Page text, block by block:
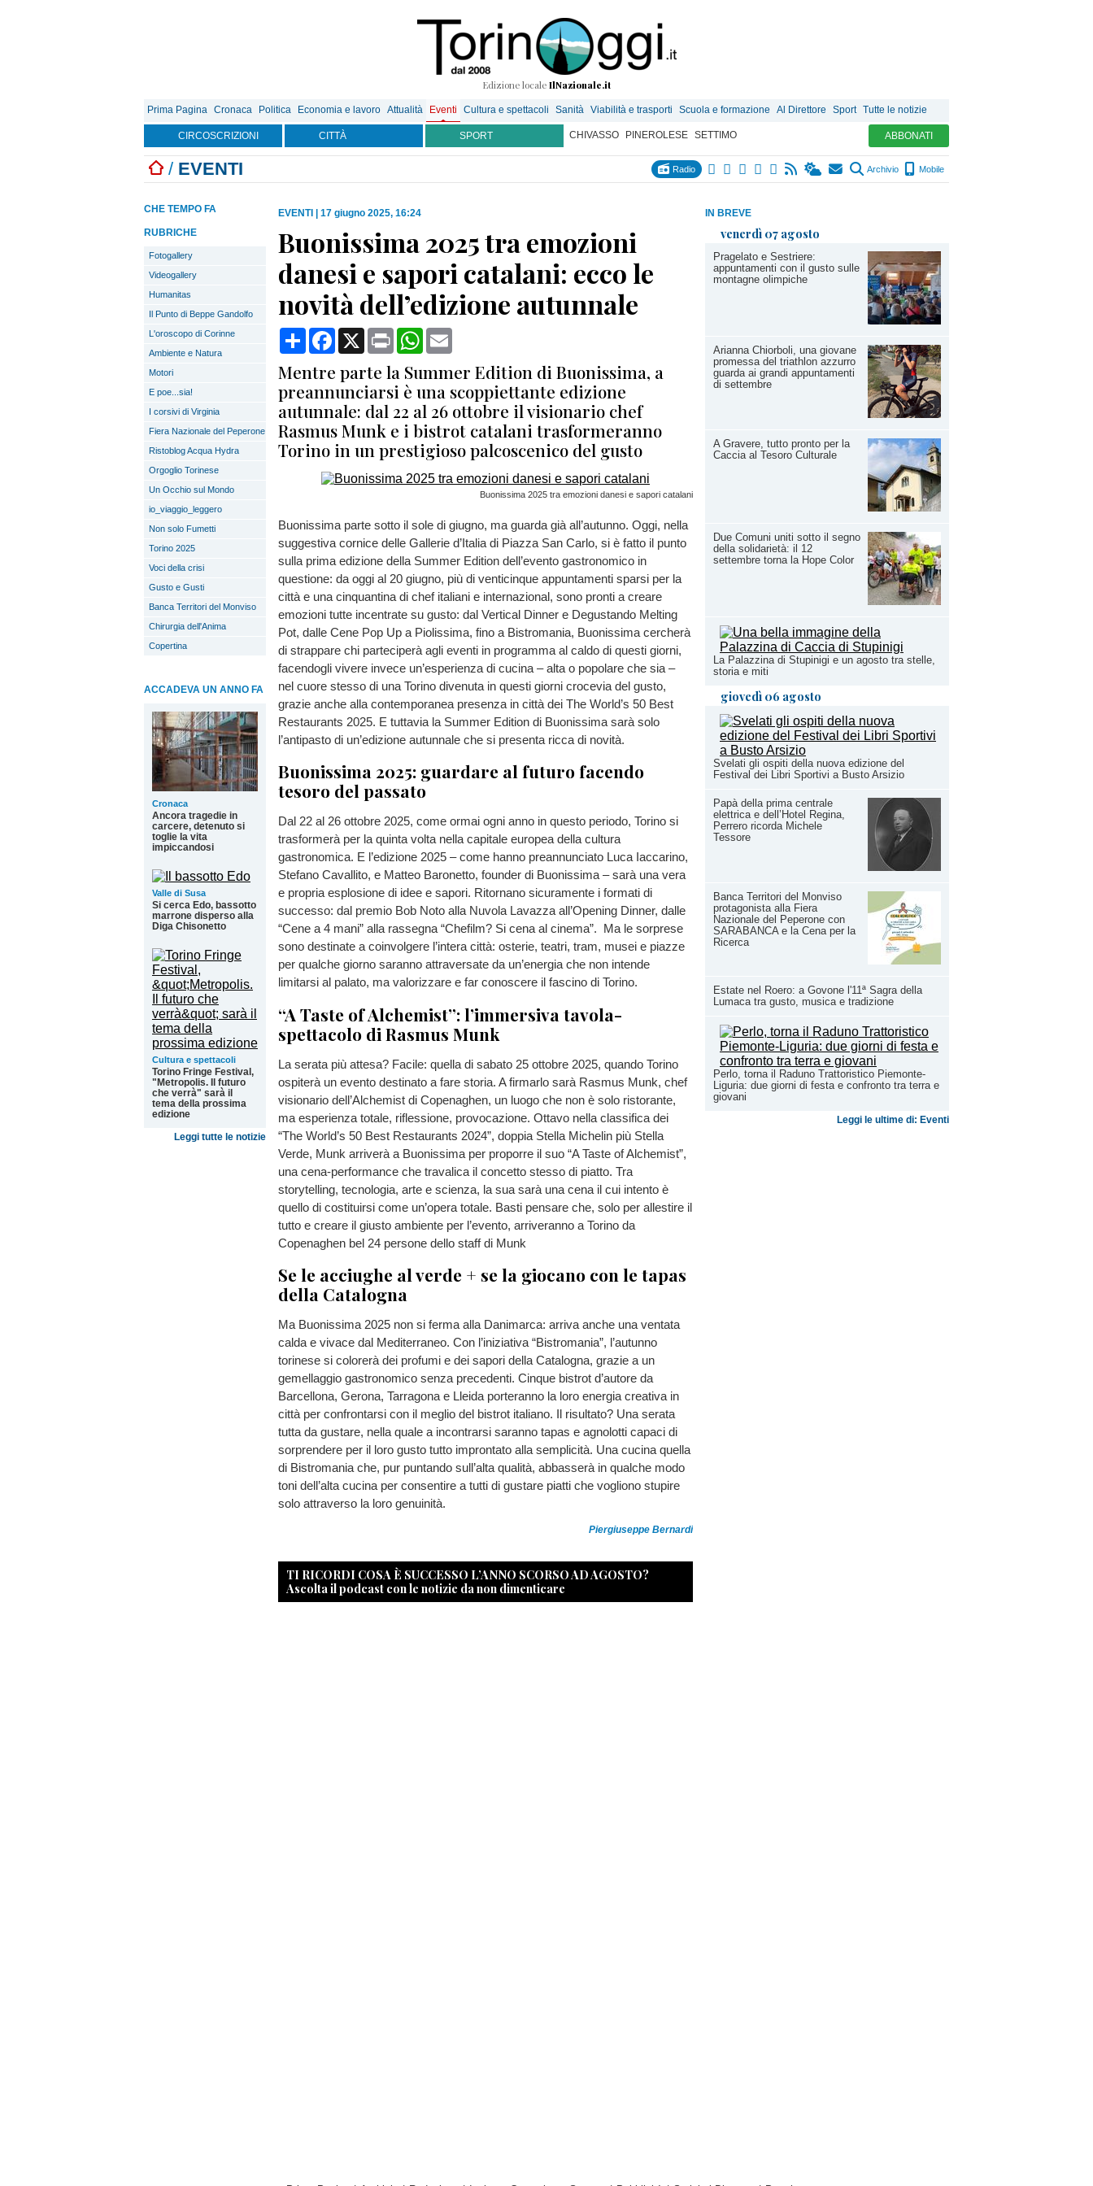
Edizione locale IlNazionale.it
Prima Pagina Cronaca Politica Economia e lavoro Attualità Eventi Cultura e spettacoli Sanità Viabilità e trasporti Scuola e formazione Al Direttore Sport Tutte le notizie
CIRCOSCRIZIONI CITTÀ SPORT CHIVASSO PINEROLESE SETTIMO ABBONATI
/ EVENTI Radio Archivio Mobile
IN BREVE
venerdì 07 agosto
Pragelato e Sestriere:
appuntamenti con il gusto sulle
montagne olimpiche
Arianna Chiorboli, una giovane
promessa del triathlon azzurro
guarda ai grandi appuntamenti
di settembre
A Gravere, tutto pronto per la
Caccia al Tesoro Culturale
Due Comuni uniti sotto il segno
della solidarietà: il 12
settembre torna la Hope Color
La Palazzina di Stupinigi e un agosto tra stelle,
storia e miti
giovedì 06 agosto
Svelati gli ospiti della nuova edizione del
Festival dei Libri Sportivi a Busto Arsizio
Papà della prima centrale
elettrica e dell’Hotel Regina,
Perrero ricorda Michele
Tessore
Banca Territori del Monviso
protagonista alla Fiera
Nazionale del Peperone con
SARABANCA e la Cena per la
Ricerca
Estate nel Roero: a Govone l'11ª Sagra della
Lumaca tra gusto, musica e tradizione
Perlo, torna il Raduno Trattoristico Piemonte-
Liguria: due giorni di festa e confronto tra terra e
giovani
Leggi le ultime di: Eventi
CHE TEMPO FA
RUBRICHE
Fotogallery
Videogallery
Humanitas
Il Punto di Beppe Gandolfo
L'oroscopo di Corinne
Ambiente e Natura
Motori
E poe...sia!
I corsivi di Virginia
Fiera Nazionale del Peperone
Ristoblog Acqua Hydra
Orgoglio Torinese
Un Occhio sul Mondo
io_viaggio_leggero
Non solo Fumetti
Torino 2025
Voci della crisi
Gusto e Gusti
Banca Territori del Monviso
Chirurgia dell'Anima
Copertina
ACCADEVA UN ANNO FA
Cronaca
Ancora tragedie in
carcere, detenuto si
toglie la vita
impiccandosi
Valle di Susa
Si cerca Edo, bassotto
marrone disperso alla
Diga Chisonetto
Cultura e spettacoli
Torino Fringe Festival,
"Metropolis. Il futuro
che verrà" sarà il
tema della prossima
edizione
Leggi tutte le notizie
EVENTI 17 giugno 2025, 16:24
Buonissima 2025 tra emozioni
danesi e sapori catalani: ecco le
novità dell’edizione autunnale
CondividiFacebook
X Print WhatsApp
Mentre parte la Summer Edition di Buonissima, a
preannunciarsi è una scoppiettante edizione
autunnale: dal 22 al 26 ottobre il visionario chef
Rasmus Munk e i bistrot catalani trasformeranno
Torino in un prestigioso palcoscenico del gusto
Buonissima 2025 tra emozioni danesi e sapori catalani
Buonissima parte sotto il sole di giugno, ma guarda già all’autunno. Oggi, nella
suggestiva cornice delle Gallerie d’Italia di Piazza San Carlo, si è fatto il punto
sulla prima edizione della Summer Edition dell’evento gastronomico in
questione: da oggi al 20 giugno, più di venticinque appuntamenti sparsi per la
città e una cinquantina di chef italiani e internazional, sono pronti a creare
emozioni tutte incentrate su gusto: dal Vertical Dinner e Degustando Melting
Pot, dalle Cene Pop Up a Piolissima, fino a Bistromania, Buonissima cercherà
di strappare chi parteciperà agli eventi in programma al caldo di questi giorni,
facendogli vivere invece un’esperienza di cucina – alta o popolare che sia –
nel cuore stesso di una Torino divenuta in questi giorni crocevia del gusto,
grazie anche alla contemporanea presenza in città dei The World’s 50 Best
Restaurants 2025. E tuttavia la Summer Edition di Buonissima sarà solo
l’antipasto di un’edizione autunnale che si presenta ricca di novità.
Buonissima 2025: guardare al futuro facendo
tesoro del passato
Dal 22 al 26 ottobre 2025, come ormai ogni anno in questo periodo, Torino si
trasformerà per la quinta volta nella capitale europea della cultura
gastronomica. E l’edizione 2025 – come hanno preannunciato Luca Iaccarino,
Stefano Cavallito, e Matteo Baronetto, founder di Buonissima – sarà una vera
e propria esplosione di idee e sapori. Ritornano sicuramente i formati di
successo: dal premio Bob Noto alla Nuvola Lavazza all’Opening Dinner, dalle
“Cene a 4 mani” alla rassegna “Chefilm? Si cena al cinema”. Ma le sorprese
sono destinate a coinvolgere l’intera città: osterie, teatri, tram, musei e piazze
per qualche giorno saranno attraversate da un’energia che non intende
limitarsi al palato, ma valorizzare e far conoscere il fascino di Torino.
“A Taste of Alchemist”: l’immersiva tavola-
spettacolo di Rasmus Munk
La serata più attesa? Facile: quella di sabato 25 ottobre 2025, quando Torino
ospiterà un evento destinato a fare storia. A firmarlo sarà Rasmus Munk, chef
visionario dell’Alchemist di Copenaghen, un luogo che non è solo ristorante,
ma esperienza totale, riflessione, provocazione. Ottavo nella classifica dei
“The World’s 50 Best Restaurants 2024”, doppia Stella Michelin più Stella
Verde, Munk arriverà a Buonissima per proporre il suo “A Taste of Alchemist”,
una cena-performance che travalica il concetto stesso di piatto. Tra
storytelling, tecnologia, arte e scienza, la sua sarà una cena il cui intento è
quello di costituirsi come un’opera totale. Basti pensare che, solo per allestire il
tutto e creare il giusto ambiente per l’evento, arriveranno a Torino da
Copenaghen bel 24 persone dello staff di Munk
Se le acciughe al verde + se la giocano con le tapas
della Catalogna
Ma Buonissima 2025 non si ferma alla Danimarca: arriva anche una ventata
calda e vivace dal Mediterraneo. Con l’iniziativa “Bistromania”, l’autunno
torinese si colorerà dei profumi e dei sapori della Catalogna, grazie a un
gemellaggio gastronomico senza precedenti. Cinque bistrot d’autore da
Barcellona, Gerona, Tarragona e Lleida porteranno la loro energia creativa in
città per confrontarsi con il meglio del bistrot italiano. Il risultato? Una serata
tutta da gustare, nella quale a incontrarsi saranno tapas e agnolotti capaci di
sorprendere per il loro gusto tutto improntato alla semplicità. Una cucina quella
di Bistromania che, pur puntando sull’alta qualità, abbasserà in qualche modo
toni dell’alta cucina per consentire a tutti di gustare piatti che vogliono stupire
solo attraverso la loro genuinità.
Piergiuseppe Bernardi
TI RICORDI COSA È SUCCESSO L’ANNO SCORSO AD AGOSTO?
Ascolta il podcast con le notizie da non dimenticare